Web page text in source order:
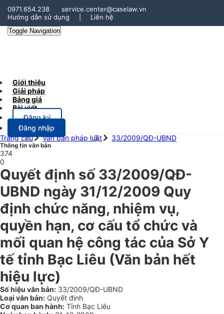
0971.654.238
service.center@caselaw.vn
Hướng dẫn sử dụng
Liên hệ
Toggle Navigation
Giới thiệu
Giải pháp
Bảng giá
Bài viết
Đăng ký
Đăng nhập
Trang chủ
Văn bản pháp luật 33/2009/QĐ-UBND
Thông tin văn bản
374
0
Quyết định số 33/2009/QĐ-
UBND ngày 31/12/2009 Quy
định chức năng, nhiệm vụ,
quyền hạn, cơ cấu tổ chức và
mối quan hệ công tác của Sở Y
tế tỉnh Bạc Liêu (Văn bản hết
hiệu lực)
Số hiệu văn bản: 33/2009/QĐ-UBND
Loại văn bản: Quyết định
Cơ quan ban hành: Tỉnh Bạc Liêu